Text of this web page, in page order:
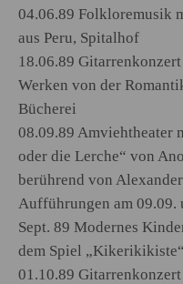
04.06.89 Folkloremusik
aus Peru, Spitalhof
18.06.89
Werken von der
Bücherei
08.09.89 Amviehtheater
oder die Lerche“ von
berührend von
Aufführungen am 09.09.
Sept. 89 Modernes
dem Spiel
01.10.89